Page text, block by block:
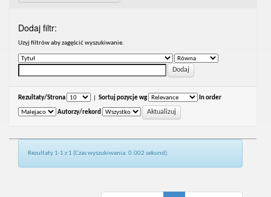
Dodaj filtr:
Uzyj filtrów aby zagęścić wyszukiwanie.
Rezultaty/Strona Sortuj pozycje wg In order
Autorzy/rekord
Rezultaty 1-1 z 1 (Czas wyszukiwania: 0.002 sekund).